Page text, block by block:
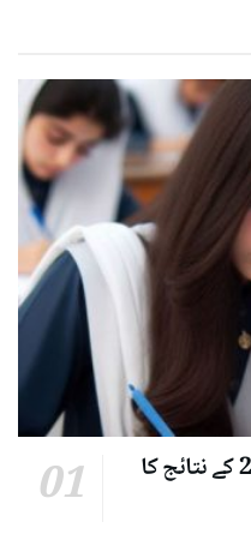
پنجاب، تعلیمی بورڈزمیٹرک 2024 کے نتائج کا